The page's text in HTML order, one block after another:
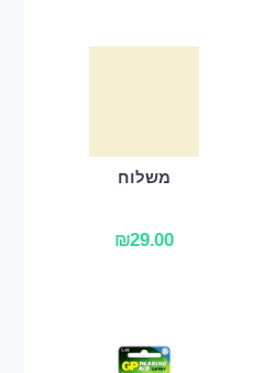
משלוח
₪29.00